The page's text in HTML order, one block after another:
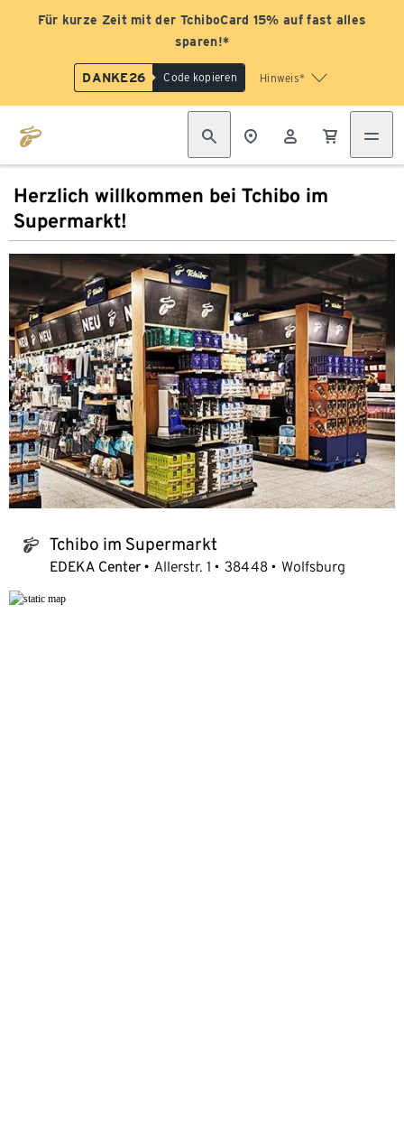
Für kurze Zeit mit der TchiboCard 15% auf fast alles
sparen!*
DANKE26 Code kopieren Hinweis*
Herzlich willkommen bei Tchibo im
Supermarkt!
tchibo_logo Tchibo im Supermarkt
EDEKA Center Allerstr. 1 38448 Wolfsburg